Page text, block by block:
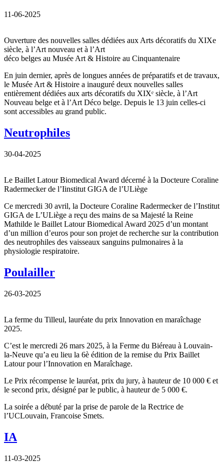
11-06-2025
Ouverture des nouvelles salles dédiées aux Arts décoratifs du XIXe
siècle, à l’Art nouveau et à l’Art
déco belges au Musée Art & Histoire au Cinquantenaire
En juin dernier, après de longues années de préparatifs et de travaux,
le Musée Art & Histoire a inauguré deux nouvelles salles
entièrement dédiées aux arts décoratifs du XIXᵉ siècle, à l’Art
Nouveau belge et à l’Art Déco belge. Depuis le 13 juin celles-ci
sont accessibles au grand public.
Neutrophiles
30-04-2025
Le Baillet Latour Biomedical Award décerné à la Docteure Coraline
Radermecker de l’Iinstitut GIGA de l’ULiège
Ce mercredi 30 avril, la Docteure Coraline Radermecker de l’Institut
GIGA de L’ULiège a reçu des mains de sa Majesté la Reine
Mathilde le Baillet Latour Biomedical Award 2025 d’un montant
d’un million d’euros pour son projet de recherche sur la contribution
des neutrophiles des vaisseaux sanguins pulmonaires à la
physiologie respiratoire.
Poulailler
26-03-2025
La ferme du Tilleul, lauréate du prix Innovation en maraîchage
2025.
C’est le mercredi 26 mars 2025, à la Ferme du Biéreau à Louvain-
la-Neuve qu’a eu lieu la 6è édition de la remise du Prix Baillet
Latour pour l’Innovation en Maraîchage.
Le Prix récompense le lauréat, prix du jury, à hauteur de 10 000 € et
le second prix, désigné par le public, à hauteur de 5 000 €.
La soirée a débuté par la prise de parole de la Rectrice de
l’UCLouvain, Francoise Smets.
IA
11-03-2025